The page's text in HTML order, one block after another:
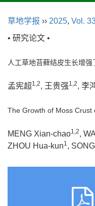
草地学报 ›› 2025, Vol.
• 研究论文 •
人工草地苔藓结皮生长增
孟宪超1,2, 王贵强1,2, 李
The Growth of Moss Crust
MENG Xian-chao1,2,
ZHOU Hua-kun1,